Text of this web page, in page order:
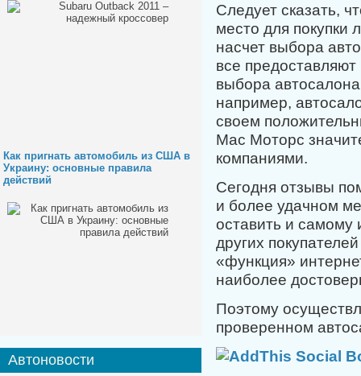
Как пригнать автомобиль из США в
Украину: основные правила
действий
Автоновости
Следует сказать,
место для покупки
насчет выбора
все
выбора
например,
своем
Мас Моторс
компаниями.
Сегодня отзывы
и более удачном
оставить и самому
других
«функция»
наиболее
Поэтому
проверенном